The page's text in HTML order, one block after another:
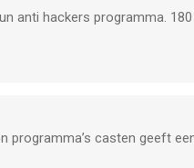
anti hackers programma.
casten geeft